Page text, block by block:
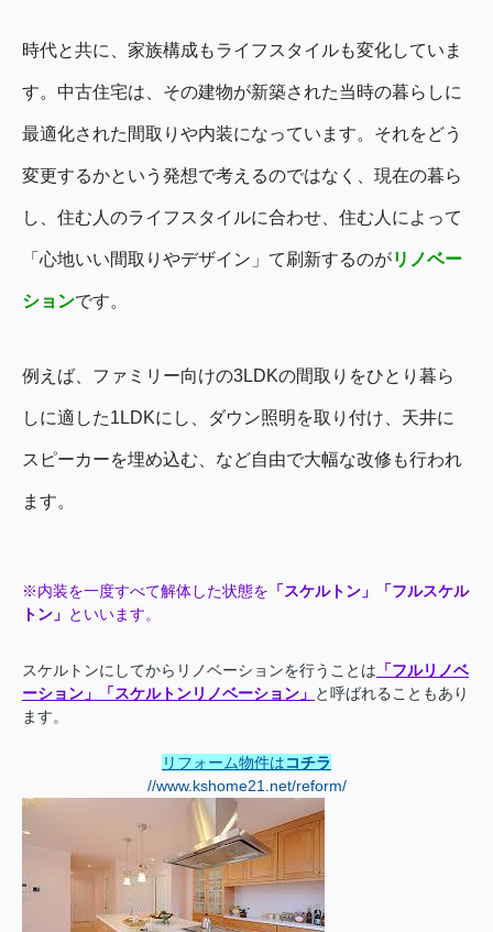
時代と共に、家族構成もライフスタイルも変化していま
す。 中古住宅は、その建物が新築された当時の暮らしに
最適化された間取りや内装になっています。それをどう
変更するかという発想で考えるのではなく、現在の暮ら
し、住む人のライフスタイルに合わせ、 住む人によって
「心地いい間取りやデザイン」て刷新するのがリノベー
ションです。
例えば、 ファミリー向けの3LDKの間取りをひとり暮ら
しに適した1LDKにし、ダウン照明を取り付け、天井に
スピーカーを埋め込む、など自由で大幅な改修も行われ
ます。
※内装を一度すべて解体した状態を 「スケルトン」「フルスケル
トン」 といいます。
スケルトンにしてからリノベーションを行うことは 「フルリノベ
ーション」
「スケルトンリノベーション」 と呼ばれることもあり
ます。
リフォーム物件はコチラ
//www.kshome21.net/reform/